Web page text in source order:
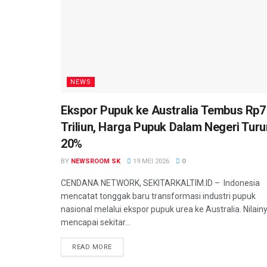
NEWS
Ekspor Pupuk ke Australia Tembus Rp7
Triliun, Harga Pupuk Dalam Negeri
20%
BY NEWSROOM SK 19 MEI 2026 0
CENDANA NETWORK, SEKITARKALTIM.ID – Indonesia
mencatat tonggak baru transformasi industri pupuk
nasional melalui ekspor pupuk urea ke Australia.
mencapai sekitar...
READ MORE